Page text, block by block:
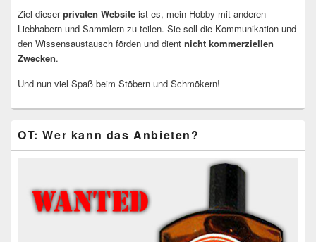
Ziel dieserprivaten Website ist es, mein Hobby mit anderen
Liebhabern und Sammlern zu teilen. Sie soll die Kommunikation und
den Wissensaustausch förden und dient nicht kommerziellen
Zwecken.
Und nun viel Spaß beim Stöbern und Schmökern!
OT: Wer kann das Anbieten?